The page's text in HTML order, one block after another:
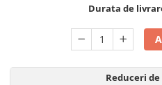
Caserole + Capace
Articole din Carton
Pizza
Durata de
Reduceri